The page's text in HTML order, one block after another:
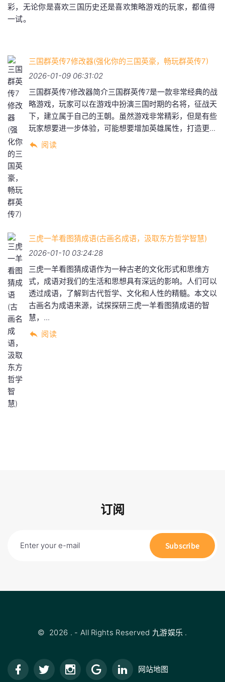
彩，无论你是喜欢三国历史还是喜欢策略游戏的玩家，都值得
一试。
三国群英传7修改器(强化你的三国英豪，畅玩群英传7)
2026-01-09 06:31:02
三国群英传7修改器简介三国群英传7是一款非常经典的战
略游戏，玩家可以在游戏中扮演三国时期的名将，征战天
下，建立属于自己的王朝。虽然游戏非常精彩，但是有些
玩家想要进一步体验，可能想要增加英雄属性，打造更...
阅读
三虎一羊看图猜成语(古画名成语，汲取东方哲学智慧)
2026-01-10 03:24:28
三虎一羊看图猜成语作为一种古老的文化形式和思维方
式，成语对我们的生活和思想具有深远的影响。人们可以
透过成语，了解到古代哲学、文化和人性的精髓。本文以
古画名为成语来源，试探探研三虎一羊看图猜成语的智
慧，...
阅读
订阅
Enter your e-mail Subscribe
© 2026 . - All Rights Reserved 九游娱乐 .
网站地图